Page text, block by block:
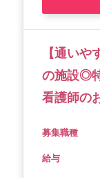
【通い
の施設◎
看護師の
募集職種
給与